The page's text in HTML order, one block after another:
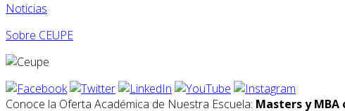
Noticias
Sobre CEUPE
Conoce la Oferta Académica de Nuestra Escuela: Masters y MBA